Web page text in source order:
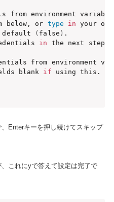
from environment
below, or type in your
( false ) .
in
the next step.
from environment
blank if using this.
Enterキーを押し続けてスキップ
これにyで答えて設定は完了で